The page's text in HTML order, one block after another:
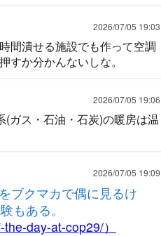
2026/07/05 19:03
間潰せる施設でも作って空調
か分かんないしな。
2026/07/05 19:06
ガス・石油・石炭)の暖房は温
2026/07/05 19:09
ブクマカで偶に見るけ
もある。
day-at-cop29/）